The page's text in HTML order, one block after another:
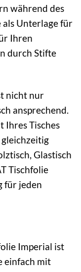
während des
als Unterlage für
Ihren
durch Stifte
nicht nur
ansprechend.
Ihres Tisches
Glastisch
Tischfolie
für jeden
Imperial ist
einfach mit